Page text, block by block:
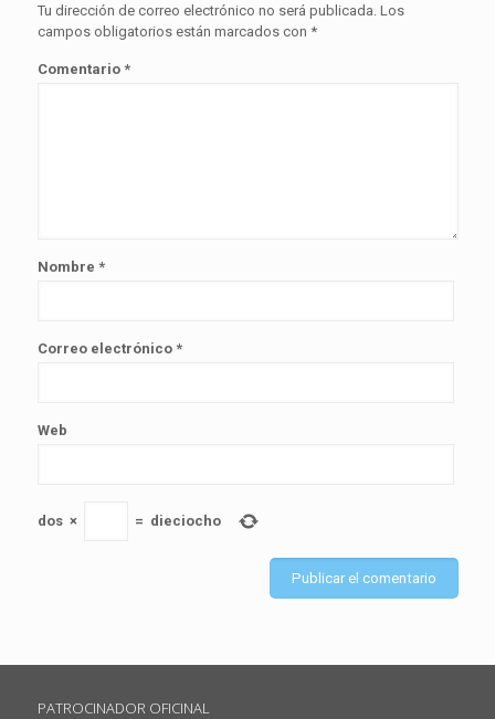
Tu dirección de correo electrónico no será publicada. Los
campos obligatorios están marcados con *
Comentario *
Nombre *
Correo electrónico *
Web
dos × = dieciocho
PATROCINADOR OFICINAL